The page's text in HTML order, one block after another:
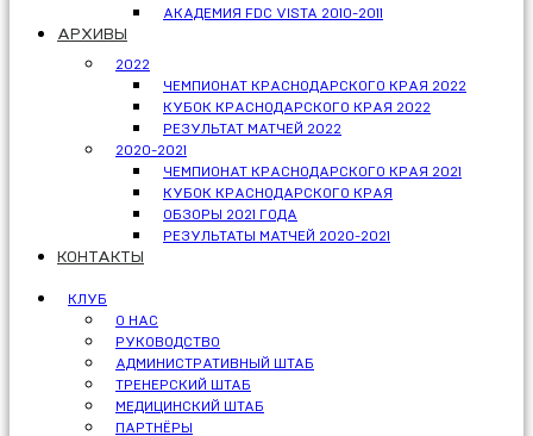
АКАДЕМИЯ FDC VISTA 2010-2011
АРХИВЫ
2022
ЧЕМПИОНАТ КРАСНОДАРСКОГО КРАЯ 2022
КУБОК КРАСНОДАРСКОГО КРАЯ 2022
РЕЗУЛЬТАТ МАТЧЕЙ 2022
2020-2021
ЧЕМПИОНАТ КРАСНОДАРСКОГО КРАЯ 2021
КУБОК КРАСНОДАРСКОГО КРАЯ
ОБЗОРЫ 2021 ГОДА
РЕЗУЛЬТАТЫ МАТЧЕЙ 2020-2021
КОНТАКТЫ
КЛУБ
О НАС
РУКОВОДСТВО
АДМИНИСТРАТИВНЫЙ ШТАБ
ТРЕНЕРСКИЙ ШТАБ
МЕДИЦИНСКИЙ ШТАБ
ПАРТНЁРЫ